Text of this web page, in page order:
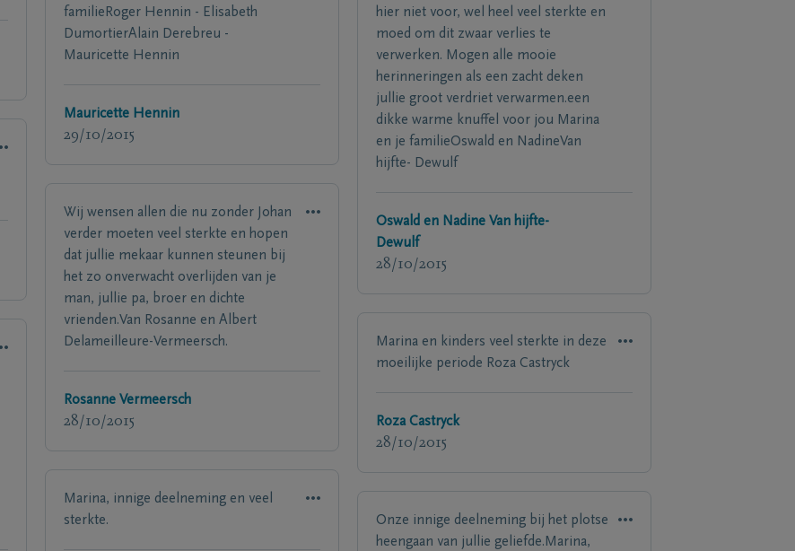
familieRoger Hennin - Elisabeth
DumortierAlain Derebreu -
Mauricette Hennin
Mauricette Hennin
29/10/2015
Wij wensen allen die nu zonder Johan
verder moeten veel sterkte en hopen
dat jullie mekaar kunnen steunen bij
het zo onverwacht overlijden van je
man, jullie pa, broer en dichte
vrienden.Van Rosanne en Albert
Delameilleure-Vermeersch.
Rosanne Vermeersch
28/10/2015
Marina, innige deelneming en veel
sterkte.
hier niet voor, wel heel veel sterkte en
moed om dit zwaar verlies te
verwerken. Mogen alle mooie
herinneringen als een zacht deken
jullie groot verdriet verwarmen.een
dikke warme knuffel voor jou Marina
en je familieOswald en NadineVan
hijfte- Dewulf
Oswald en Nadine Van hijfte-
Dewulf
28/10/2015
Marina en kinders veel sterkte in deze
moeilijke periode Roza Castryck
Roza Castryck
28/10/2015
Onze innige deelneming bij het plotse
heengaan van jullie geliefde.Marina,